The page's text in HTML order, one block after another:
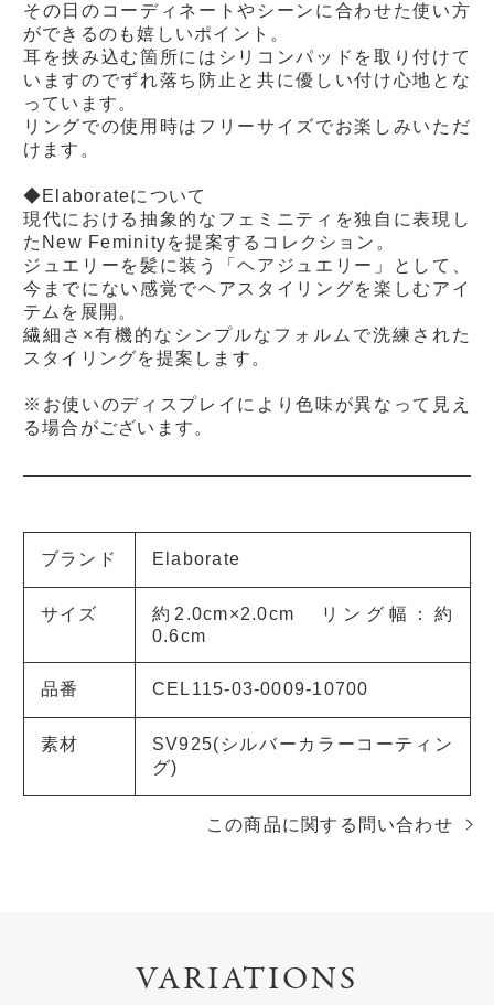
その日のコーディネートやシーンに合わせた使い方
ができるのも嬉しいポイント。
耳を挟み込む箇所にはシリコンパッドを取り付けて
いますのでずれ落ち防止と共に優しい付け心地とな
っています。
リングでの使用時はフリーサイズでお楽しみいただ
けます。
◆Elaborateについて
現代における抽象的なフェミニティを独自に表現し
たNew Feminityを提案するコレクション。
ジュエリーを髪に装う「ヘアジュエリー」として、
今までにない感覚でヘアスタイリングを楽しむアイ
テムを展開。
繊細さ×有機的なシンプルなフォルムで洗練された
スタイリングを提案します。
※お使いのディスプレイにより色味が異なって見え
る場合がございます。
ブランド Elaborate
サイズ
約2.0cm×2.0cm リング幅：約
0.6cm
品番 CEL115-03-0009-10700
素材
SV925(シルバーカラーコーティン
グ)
この商品に関する問い合わせ
VARIATIONS